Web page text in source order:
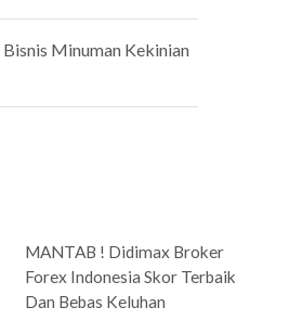
Minuman Kekinian
MANTAB ! Didimax Broker
Forex Indonesia Skor Terbaik
Dan Bebas Keluhan